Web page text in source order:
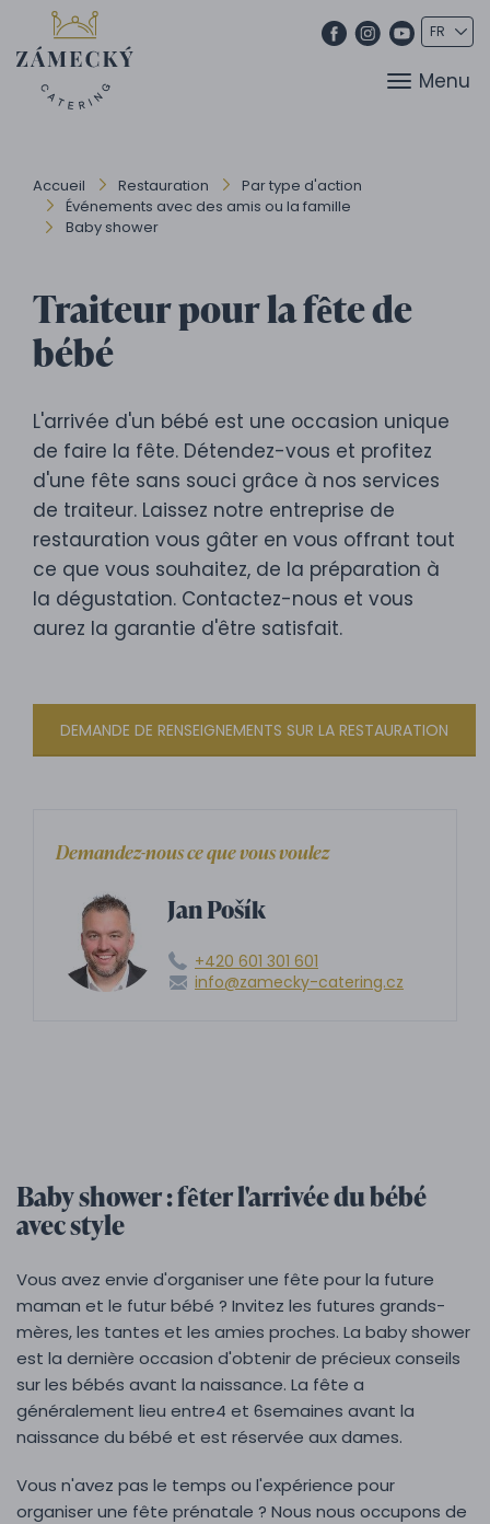
Menu
Accueil Restauration
Par type d'action
Événements avec des amis ou la famille
Baby shower
Traiteur pour la fête de
bébé
L'arrivée d'un bébé est une occasion unique
de faire la fête. Détendez-vous et profitez
d'une fête sans souci grâce à nos services
de traiteur. Laissez notre entreprise de
restauration vous gâter en vous offrant tout
ce que vous souhaitez, de la préparation à
la dégustation. Contactez-nous et vous
aurez la garantie d'être satisfait.
DEMANDE DE RENSEIGNEMENTS SUR LA RESTAURATION
Demandez-nous ce que vous voulez
Jan Pošík
+420 601 301 601
info@zamecky-catering.cz
Baby shower : fêter l'arrivée du bébé
avec style
Vous avez envie d'organiser une fête pour la future
maman et le futur bébé ? Invitez les futures grands-
mères, les tantes et les amies proches. La baby shower
est la dernière occasion d'obtenir de précieux conseils
sur les bébés avant la naissance. La fête a
généralement lieu entre4 et 6semaines avant la
naissance du bébé et est réservée aux dames.
Vous n'avez pas le temps ou l'expérience pour
organiser une fête prénatale ? Nous nous occupons de